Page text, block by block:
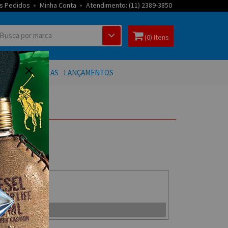
Pedidos Minha Conta Atendimento: (11) 2389-3850
(0) Itens
OFERTAS LANÇAMENTOS